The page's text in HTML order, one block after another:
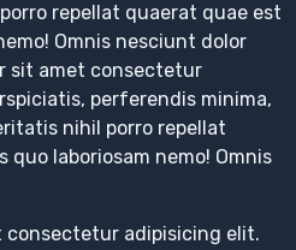
repellat quaerat quae est
Omnis nesciunt dolor
sit amet consectetur
perferendis minima,
nihil porro repellat
laboriosam nemo! Omnis
consectetur adipisicing elit.